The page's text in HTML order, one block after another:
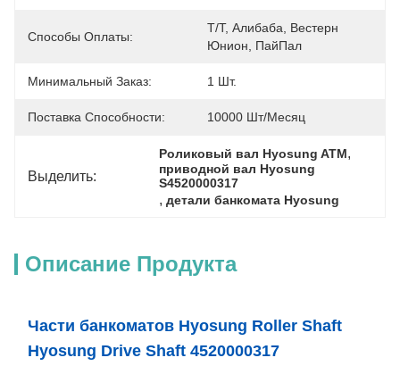
Способы Оплаты:
Т/Т, Алибаба, Вестерн
Юнион, ПайПал
Минимальный Заказ: 1 Шт.
Поставка Способности: 10000 Шт/месяц
Выделить:
Роликовый вал Hyosung ATM,
приводной вал Hyosung
S4520000317
, детали банкомата Hyosung
Описание Продукта
Части банкоматов Hyosung Roller Shaft
Hyosung Drive Shaft 4520000317